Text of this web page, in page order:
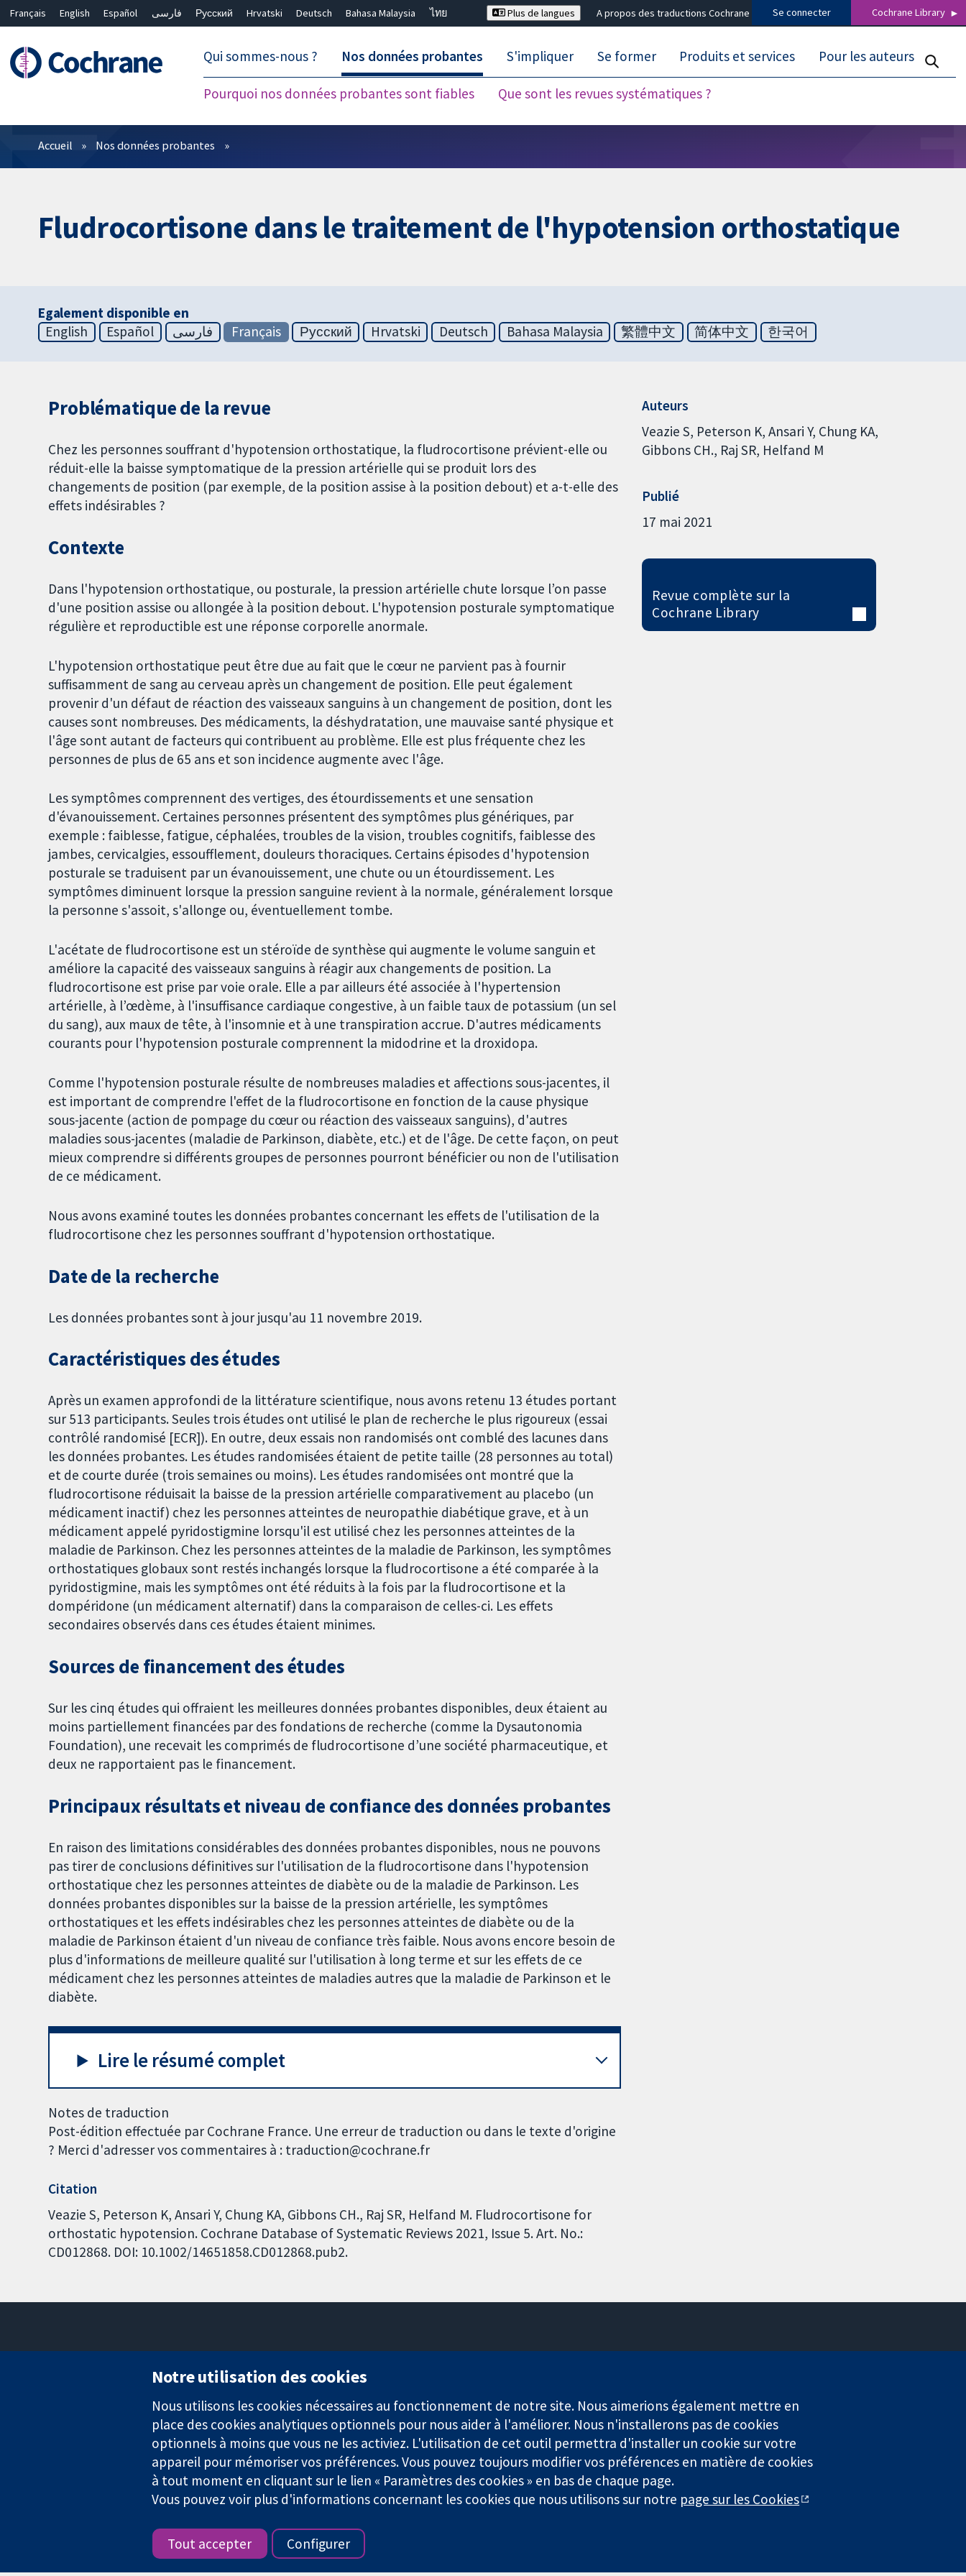
Français English Español فارسی Русский Hrvatski Deutsch Bahasa Malaysia
ไทย
Plus de langues A propos des traductions Cochrane Se connecter Cochrane Library
Qui sommes-nous ? Nos données probantes
Pourquoi nos données probantes sont fiables Que sont les revues systématiques ?
S'impliquer Se former Produits et services Pour les auteurs
Filtres
Accueil Nos données probantes
Fludrocortisone dans le traitement de l'hypotension orthostatique
Egalement disponible en
English
Español فارسی Français Русский Hrvatski Deutsch Bahasa Malaysia 繁體中文 简体中文 한국어
Problématique de la revue
Chez les personnes souffrant d'hypotension orthostatique, la fludrocortisone prévient-elle ou
réduit-elle la baisse symptomatique de la pression artérielle qui se produit lors des
changements de position (par exemple, de la position assise à la position debout) et a-t-elle des
effets indésirables ?
Contexte
Dans l'hypotension orthostatique, ou posturale, la pression artérielle chute lorsque l’on passe
d'une position assise ou allongée à la position debout. L'hypotension posturale symptomatique
régulière et reproductible est une réponse corporelle anormale.
L'hypotension orthostatique peut être due au fait que le cœur ne parvient pas à fournir
suffisamment de sang au cerveau après un changement de position. Elle peut également
provenir d'un défaut de réaction des vaisseaux sanguins à un changement de position, dont les
causes sont nombreuses. Des médicaments, la déshydratation, une mauvaise santé physique et
l'âge sont autant de facteurs qui contribuent au problème. Elle est plus fréquente chez les
personnes de plus de 65 ans et son incidence augmente avec l'âge.
Les symptômes comprennent des vertiges, des étourdissements et une sensation
d'évanouissement. Certaines personnes présentent des symptômes plus génériques, par
exemple : faiblesse, fatigue, céphalées, troubles de la vision, troubles cognitifs, faiblesse des
jambes, cervicalgies, essoufflement, douleurs thoraciques. Certains épisodes d'hypotension
posturale se traduisent par un évanouissement, une chute ou un étourdissement. Les
symptômes diminuent lorsque la pression sanguine revient à la normale, généralement lorsque
la personne s'assoit, s'allonge ou, éventuellement tombe.
L'acétate de fludrocortisone est un stéroïde de synthèse qui augmente le volume sanguin et
améliore la capacité des vaisseaux sanguins à réagir aux changements de position. La
fludrocortisone est prise par voie orale. Elle a par ailleurs été associée à l'hypertension
artérielle, à l’œdème, à l'insuffisance cardiaque congestive, à un faible taux de potassium (un sel
du sang), aux maux de tête, à l'insomnie et à une transpiration accrue. D'autres médicaments
courants pour l'hypotension posturale comprennent la midodrine et la droxidopa.
Comme l'hypotension posturale résulte de nombreuses maladies et affections sous-jacentes, il
est important de comprendre l'effet de la fludrocortisone en fonction de la cause physique
sous-jacente (action de pompage du cœur ou réaction des vaisseaux sanguins), d'autres
maladies sous-jacentes (maladie de Parkinson, diabète, etc.) et de l'âge. De cette façon, on peut
mieux comprendre si différents groupes de personnes pourront bénéficier ou non de l'utilisation
de ce médicament.
Nous avons examiné toutes les données probantes concernant les effets de l'utilisation de la
fludrocortisone chez les personnes souffrant d'hypotension orthostatique.
Date de la recherche
Les données probantes sont à jour jusqu'au 11 novembre 2019.
Caractéristiques des études
Après un examen approfondi de la littérature scientifique, nous avons retenu 13 études portant
sur 513 participants. Seules trois études ont utilisé le plan de recherche le plus rigoureux (essai
contrôlé randomisé [ECR]). En outre, deux essais non randomisés ont comblé des lacunes dans
les données probantes. Les études randomisées étaient de petite taille (28 personnes au total)
et de courte durée (trois semaines ou moins). Les études randomisées ont montré que la
fludrocortisone réduisait la baisse de la pression artérielle comparativement au placebo (un
médicament inactif) chez les personnes atteintes de neuropathie diabétique grave, et à un
médicament appelé pyridostigmine lorsqu'il est utilisé chez les personnes atteintes de la
maladie de Parkinson. Chez les personnes atteintes de la maladie de Parkinson, les symptômes
orthostatiques globaux sont restés inchangés lorsque la fludrocortisone a été comparée à la
pyridostigmine, mais les symptômes ont été réduits à la fois par la fludrocortisone et la
dompéridone (un médicament alternatif) dans la comparaison de celles-ci. Les effets
secondaires observés dans ces études étaient minimes.
Sources de financement des études
Sur les cinq études qui offraient les meilleures données probantes disponibles, deux étaient au
moins partiellement financées par des fondations de recherche (comme la Dysautonomia
Foundation), une recevait les comprimés de fludrocortisone d’une société pharmaceutique, et
deux ne rapportaient pas le financement.
Principaux résultats et niveau de confiance des données probantes
En raison des limitations considérables des données probantes disponibles, nous ne pouvons
pas tirer de conclusions définitives sur l'utilisation de la fludrocortisone dans l'hypotension
orthostatique chez les personnes atteintes de diabète ou de la maladie de Parkinson. Les
données probantes disponibles sur la baisse de la pression artérielle, les symptômes
orthostatiques et les effets indésirables chez les personnes atteintes de diabète ou de la
maladie de Parkinson étaient d'un niveau de confiance très faible. Nous avons encore besoin de
plus d'informations de meilleure qualité sur l'utilisation à long terme et sur les effets de ce
médicament chez les personnes atteintes de maladies autres que la maladie de Parkinson et le
diabète.
Lire le résumé complet
Notes de traduction
Post-édition effectuée par Cochrane France. Une erreur de traduction ou dans le texte d'origine
? Merci d'adresser vos commentaires à : traduction@cochrane.fr
Citation
Veazie S, Peterson K, Ansari Y, Chung KA, Gibbons CH., Raj SR, Helfand M. Fludrocortisone for
orthostatic hypotension. Cochrane Database of Systematic Reviews 2021, Issue 5. Art. No.:
CD012868. DOI: 10.1002/14651858.CD012868.pub2.
Auteurs
Veazie S Peterson K Ansari Y Chung KA
Gibbons CH. Raj SR Helfand M
Publié
17 mai 2021
Revue complète sur la
Cochrane Library
Londres
W1G0AN
Royaume-Uni
Service de presse
Qui sommes-nous
Offres d'emploi
Cochrane Library
La Collaboration Cochrane est une association caritative (n° 1045921) et une société à responsabilité limitée par garantie (n° 03044323) enregistrée en Angleterre et au Pays de Galles. Numéro de
Copyright © 2026 The Cochrane Collaboration Conditions Générales
Notre utilisation des cookies
Nous utilisons les cookies nécessaires au fonctionnement de notre site. Nous aimerions également mettre en
place des cookies analytiques optionnels pour nous aider à l'améliorer. Nous n'installerons pas de cookies
optionnels à moins que vous ne les activiez. L'utilisation de cet outil permettra d'installer un cookie sur votre
appareil pour mémoriser vos préférences. Vous pouvez toujours modifier vos préférences en matière de cookies
à tout moment en cliquant sur le lien « Paramètres des cookies » en bas de chaque page.
Vous pouvez voir plus d'informations concernant les cookies que nous utilisons sur notre page sur les Cookies
Tout accepter Configurer